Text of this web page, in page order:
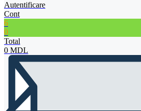
Autentificare
Cont
6
0
Total
0 MDL